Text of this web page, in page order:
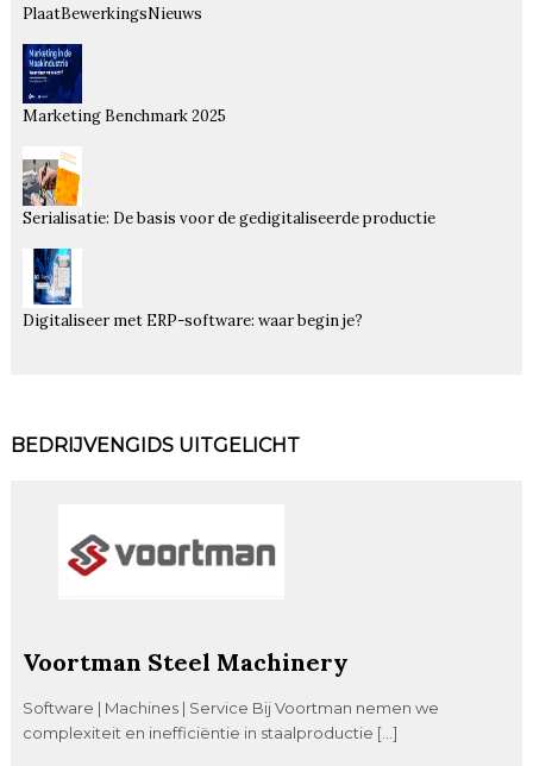
PlaatBewerkingsNieuws
Marketing Benchmark 2025
Serialisatie: De basis voor de gedigitaliseerde productie
Digitaliseer met ERP-software: waar begin je?
BEDRIJVENGIDS UITGELICHT
Voortman Steel Machinery
Software | Machines | Service Bij Voortman nemen we
complexiteit en inefficiëntie in staalproductie […]